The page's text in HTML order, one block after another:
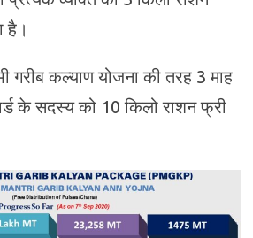
है।
गरीब कल्याण योजना की तरह 3 माह
के सदस्य को 10 किलो राशन फ्री